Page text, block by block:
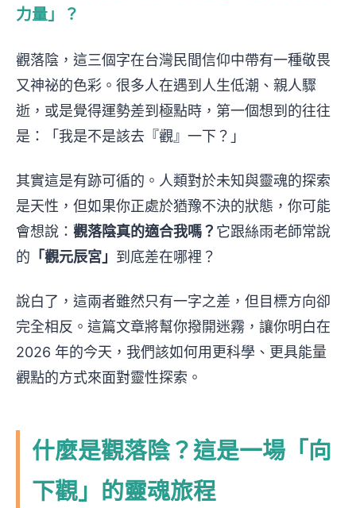
力量」？
觀落陰，這三個字在台灣民間信仰中帶有一種敬畏
又神祕的色彩。很多人在遇到人生低潮、親人驟
逝，或是覺得運勢差到極點時，第一個想到的往往
是：「我是不是該去『觀』一下？」
其實這是有跡可循的。人類對於未知與靈魂的探索
是天性，但如果你正處於猶豫不決的狀態，你可能
會想說： 觀落陰真的適合我嗎？ 它跟絲雨老師常說
的 「觀元辰宮」 到底差在哪裡？
說白了，這兩者雖然只有一字之差，但目標方向卻
完全相反。這篇文章將幫你撥開迷霧，讓你明白在
2026 年的今天，我們該如何用更科學、更具能量
觀點的方式來面對靈性探索。
什麼是觀落陰？這是一場「向
下觀」的靈魂旅程